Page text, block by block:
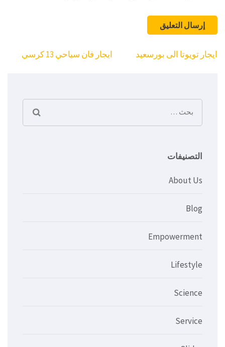
تصفّح
ايجار فان سياحي 13 كرسي ايجار تويوتا الى بورسعيد
البحث
عن:
التصنيفات
About Us
Blog
Empowerment
Lifestyle
Science
Service